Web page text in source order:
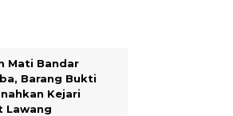
Mati Bandar
Barang Bukti
Kejari
Lawang